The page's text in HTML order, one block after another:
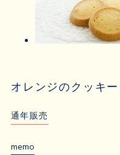
オレンジのクッキー
通年販売
memo